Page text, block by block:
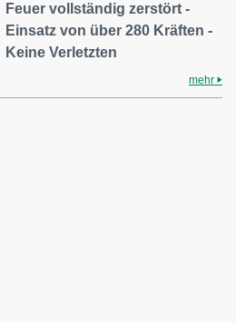
Feuer vollständig zerstört -
Einsatz von über 280 Kräften -
Keine Verletzten
mehr